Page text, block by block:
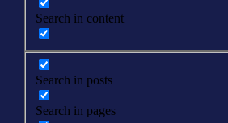
Search in content
Search in posts
Search in pages